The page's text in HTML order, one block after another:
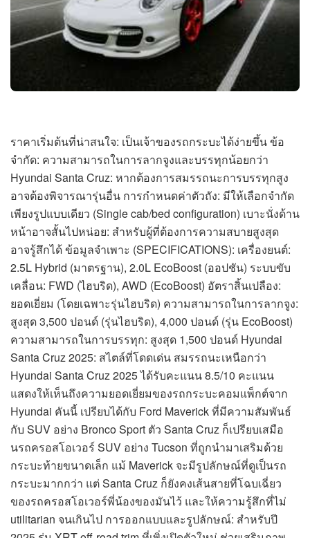
ราคาเริ่มต้นที่น่าสนใจ: เป็นเจ้าของรถกระบะได้ง่ายขึ้น ข้อ
จำกัด: ความสามารถในการลากจูงและบรรทุกน้อยกว่า
Hyundai Santa Cruz: หากต้องการสมรรถนะการบรรทุกสูง
อาจต้องพิจารณารุ่นอื่น การกำหนดค่าตัวถัง: มีให้เลือกจำกัด
เพียงรูปแบบเดียว (Single cab/bed configuration) เบาะนั่งด้าน
หน้าอาจสั้นไปหน่อย: สำหรับผู้ที่ต้องการความสบายสูงสุด
อาจรู้สึกได้ ข้อมูลจำเพาะ (SPECIFICATIONS): เครื่องยนต์:
2.5L Hybrid (มาตรฐาน), 2.0L EcoBoost (ออปชัน) ระบบขับ
เคลื่อน: FWD (ไฮบริด), AWD (EcoBoost) อัตราสิ้นเปลือง:
ยอดเยี่ยม (โดยเฉพาะรุ่นไฮบริด) ความสามารถในการลากจูง:
สูงสุด 3,500 ปอนด์ (รุ่นไฮบริด), 4,000 ปอนด์ (รุ่น EcoBoost)
ความสามารถในการบรรทุก: สูงสุด 1,500 ปอนด์ Hyundai
Santa Cruz 2025: สไตล์ที่โดดเด่น สมรรถนะเหนือกว่า
Hyundai Santa Cruz 2025 ได้รับคะแนน 8.5/10 คะแนน
แสดงให้เห็นถึงความยอดเยี่ยมของรถกระบะคอมแพ็กต์จาก
Hyundai คันนี้ เปรียบได้กับ Ford Maverick ที่มีความสัมพันธ์
กับ SUV อย่าง Bronco Sport ตัว Santa Cruz ก็เปรียบเสมือ
นรถครอสโอเวอร์ SUV อย่าง Tucson ที่ถูกนำมาเสริมด้วย
กระบะท้ายขนาดเล็ก แม้ Maverick จะมีรูปลักษณ์ที่ดูเป็นรถ
กระบะมากกว่า แต่ Santa Cruz ก็ยังคงเส้นสายที่โฉบเฉี่ยว
ของรถครอสโอเวอร์พี่น้องของมันไว้ และให้ความรู้สึกที่ไม่
utilitarian จนเกินไป การออกแบบและรูปลักษณ์: สำหรับปี